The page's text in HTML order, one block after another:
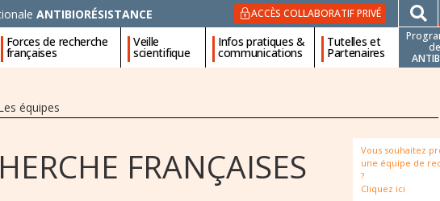
ANTIBIORÉSISTANCE ACCÈS COLLABORATIF PRIVÉ
Forces de recherche
françaises
Veille
scientifique
Infos pratiques &
communications
Tutelles et
Partenaires
équipes
FRANÇAISES
Vous souhaitez
une équipe de
?
Cliquez ici